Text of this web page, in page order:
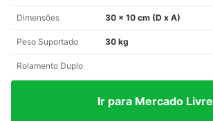
Dimensões 30 x 10 cm (D x A)
Peso Suportado 30 kg
Rolamento Duplo
Ir para Mercado Livre